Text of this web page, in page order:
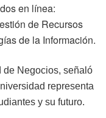
en línea:
de Recursos
de la Información.
de Negocios, señaló
representa
y su futuro.